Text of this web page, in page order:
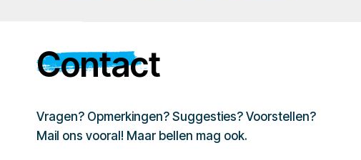
Contact
Vragen? Opmerkingen? Suggesties? Voorstellen?
Mail ons vooral! Maar bellen mag ook.